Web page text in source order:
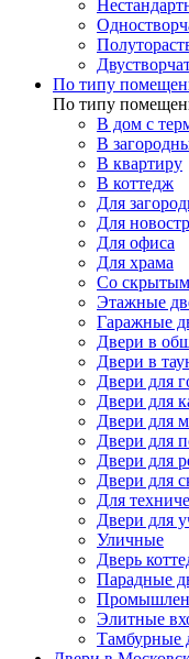
По типу
По типу
В дом с
В
В квартиру
В коттедж
Для
Для
Для офиса
Для храма
Со
Этажные
Гаражные
Двери в
Двери в
Двери для
Двери для
Двери для
Двери для
Двери для
Двери для
Для
Двери для
Уличные
Дверь
Парадные
Элитные
Тамбурные